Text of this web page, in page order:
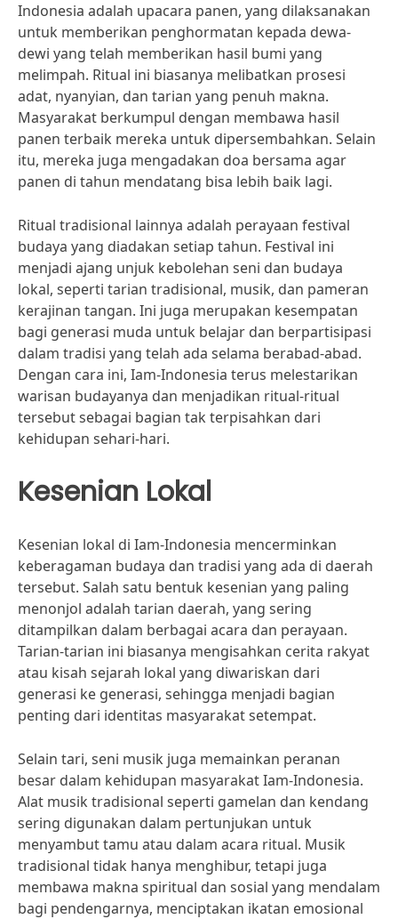
Indonesia adalah upacara panen, yang dilaksanakan
untuk memberikan penghormatan kepada dewa-
dewi yang telah memberikan hasil bumi yang
melimpah. Ritual ini biasanya melibatkan prosesi
adat, nyanyian, dan tarian yang penuh makna.
Masyarakat berkumpul dengan membawa hasil
panen terbaik mereka untuk dipersembahkan. Selain
itu, mereka juga mengadakan doa bersama agar
panen di tahun mendatang bisa lebih baik lagi.
Ritual tradisional lainnya adalah perayaan festival
budaya yang diadakan setiap tahun. Festival ini
menjadi ajang unjuk kebolehan seni dan budaya
lokal, seperti tarian tradisional, musik, dan pameran
kerajinan tangan. Ini juga merupakan kesempatan
bagi generasi muda untuk belajar dan berpartisipasi
dalam tradisi yang telah ada selama berabad-abad.
Dengan cara ini, Iam-Indonesia terus melestarikan
warisan budayanya dan menjadikan ritual-ritual
tersebut sebagai bagian tak terpisahkan dari
kehidupan sehari-hari.
Kesenian Lokal
Kesenian lokal di Iam-Indonesia mencerminkan
keberagaman budaya dan tradisi yang ada di daerah
tersebut. Salah satu bentuk kesenian yang paling
menonjol adalah tarian daerah, yang sering
ditampilkan dalam berbagai acara dan perayaan.
Tarian-tarian ini biasanya mengisahkan cerita rakyat
atau kisah sejarah lokal yang diwariskan dari
generasi ke generasi, sehingga menjadi bagian
penting dari identitas masyarakat setempat.
Selain tari, seni musik juga memainkan peranan
besar dalam kehidupan masyarakat Iam-Indonesia.
Alat musik tradisional seperti gamelan dan kendang
sering digunakan dalam pertunjukan untuk
menyambut tamu atau dalam acara ritual. Musik
tradisional tidak hanya menghibur, tetapi juga
membawa makna spiritual dan sosial yang mendalam
bagi pendengarnya, menciptakan ikatan emosional